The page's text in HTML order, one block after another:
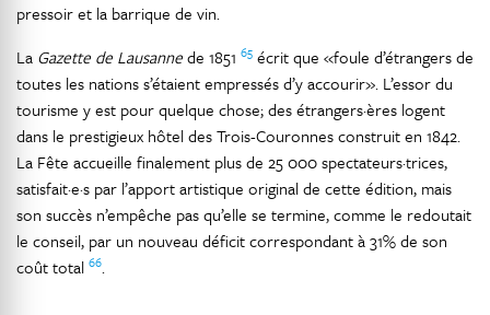
pressoir et la barrique de vin.
La Gazette de Lausannede 1851 65 écrit que «foule d’étrangers de
toutes les nations s’étaient empressés d’y accourir». L’essor du
tourisme y est pour quelque chose; des étrangers·ères logent
dans le prestigieux hôtel des Trois-Couronnes construit en 1842.
La Fête accueille finalement plus de 25 000 spectateurs·trices,
satisfait·e·s par l’apport artistique original de cette édition, mais
son succès n’empêche pas qu’elle se termine, comme le redoutait
le conseil, par un nouveau déficit correspondant à 31% de son
coût total 66.